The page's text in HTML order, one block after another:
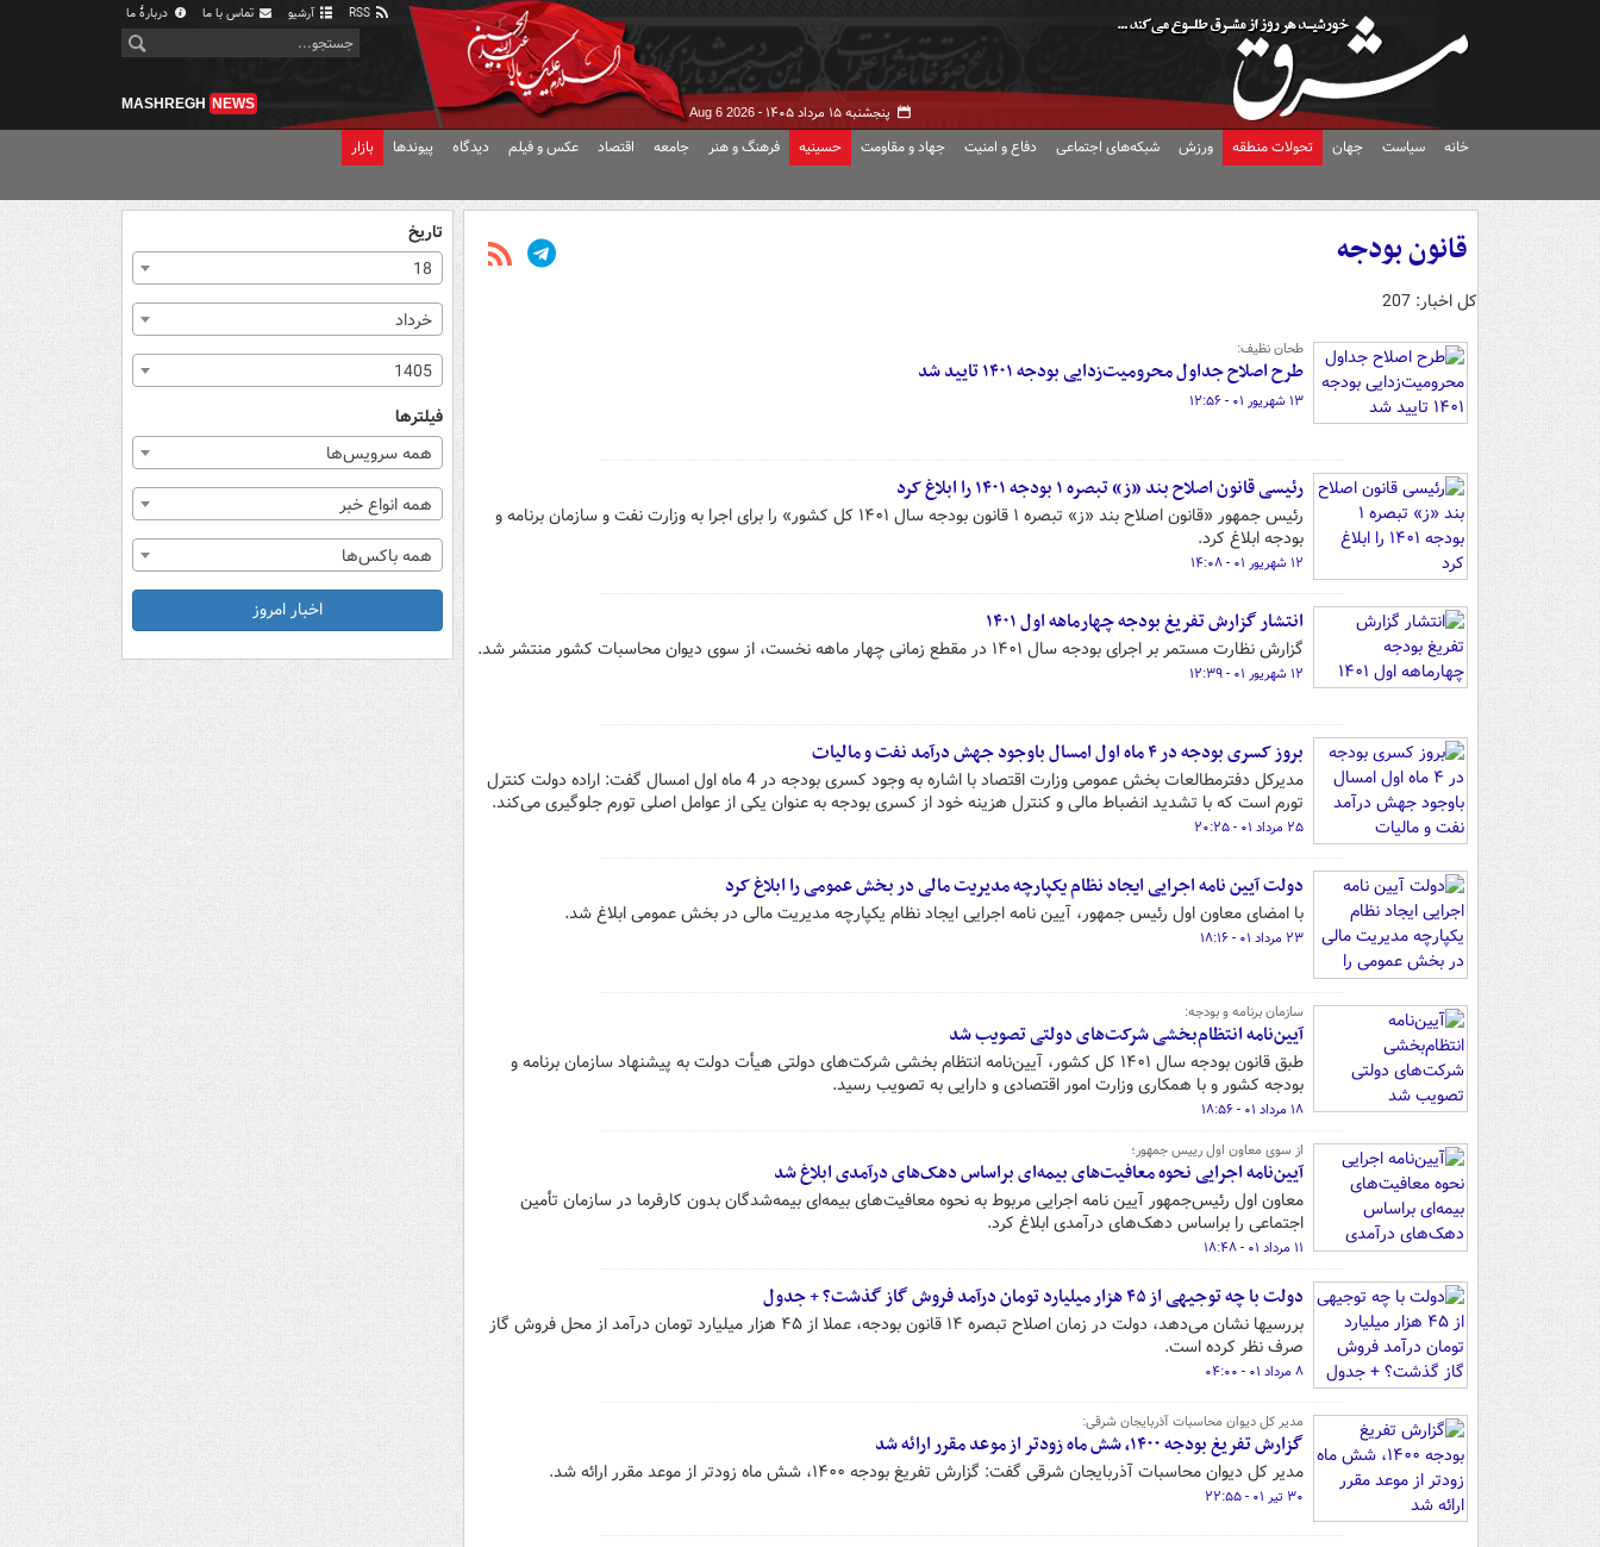
آرشیو تماس با ما دربارهٔ ما
پنجشنبه ۱۵ مرداد ۱۴۰۵ - Aug 6 2026
MASHREGH NEWS
خانه سیاست جهان تحولات منطقه ورزش شبکه‌های اجتماعی دفاع و امنیت جهاد و مقاومت حسینیه فرهنگ و هنر جامعه اقتصاد عکس و فیلم دیدگاه پیوندها بازار
قانون بودجه
کل اخبار: 207
طحان نظیف:
طرح اصلاح جداول محرومیت‌زدایی بودجه ۱۴۰۱ تایید شد
۱۳ شهریور ۰۱ - ۱۲:۵۶
رئیسی قانون اصلاح بند «ز» تبصره ۱ بودجه ۱۴۰۱ را ابلاغ کرد
رئیس جمهور «قانون اصلاح بند «ز» تبصره ۱ قانون بودجه سال ۱۴۰۱ کل کشور» را برای اجرا به وزارت نفت و سازمان برنامه و
بودجه ابلاغ کرد.
۱۲ شهریور ۰۱ - ۱۴:۰۸
انتشار گزارش تفریغ بودجه چهارماهه اول ۱۴۰۱
گزارش نظارت مستمر بر اجرای بودجه سال ۱۴۰۱ در مقطع زمانی چهار ماهه نخست، از سوی دیوان محاسبات کشور منتشر شد.
۱۲ شهریور ۰۱ - ۱۲:۳۹
بروز کسری بودجه در ۴ ماه اول امسال باوجود جهش درآمد نفت و مالیات
مدیرکل دفترمطالعات بخش عمومی وزارت اقتصاد با اشاره به وجود کسری بودجه در 4 ماه اول امسال گفت: اراده دولت کنترل
تورم است که با تشدید انضباط مالی و کنترل هزینه‌ خود از کسری بودجه به عنوان یکی از عوامل اصلی تورم جلوگیری می‌کند.
۲۵ مرداد ۰۱ - ۲۰:۲۵
دولت آیین نامه اجرایی ایجاد نظام یکپارچه مدیریت مالی در بخش عمومی را ابلاغ کرد
با امضای معاون اول رئیس جمهور، آیین نامه اجرایی ایجاد نظام یکپارچه مدیریت مالی در بخش عمومی ابلاغ شد.
۲۳ مرداد ۰۱ - ۱۸:۱۶
سازمان برنامه و بودجه:
آیین‌نامه انتظام‌بخشی شرکت‌های دولتی تصویب شد
طبق قانون بودجه سال ۱۴۰۱ کل کشور، آیین‌نامه انتظام بخشی شرکت‌های دولتی هیأت دولت به پیشنهاد سازمان برنامه و
بودجه کشور و با همکاری وزارت امور اقتصادی و دارایی به تصویب رسید.
۱۸ مرداد ۰۱ - ۱۸:۵۶
از سوی معاون اول رییس جمهور؛
آیین‌نامه اجرایی نحوه معافیت‌های بیمه‌ای براساس دهک‌های درآمدی ابلاغ شد
معاون‌ اول رئیس‌جمهور آیین‌ نامه اجرایی مربوط به نحوه معافیت‌های بیمه‌ای بیمه‌شدگان بدون کارفرما در سازمان تأمین
اجتماعی را براساس دهک‌های درآمدی ابلاغ کرد.
۱۱ مرداد ۰۱ - ۱۸:۴۸
دولت با چه توجیهی از ۴۵ هزار میلیارد تومان درآمد فروش گاز گذشت؟ + جدول
بررسیها نشان می‌دهد، دولت در زمان اصلاح تبصره ۱۴ قانون بودجه، عملا از ۴۵ هزار میلیارد تومان درآمد از محل فروش گاز
صرف نظر کرده است.
۸ مرداد ۰۱ - ۰۴:۰۰
مدیر کل دیوان محاسبات آذربایجان شرقی:
گزارش تفریغ بودجه ۱۴۰۰، شش ماه زودتر از موعد مقرر ارائه شد
مدیر کل دیوان محاسبات آذربایجان شرقی گفت: گزارش تفریغ بودجه ۱۴۰۰، شش ماه زودتر از موعد مقرر ارائه شد.
۳۰ تیر ۰۱ - ۲۲:۵۵
تاریخ
18
خرداد
1405
فیلترها
همه سرویس‌ها
همه انواع خبر
همه باکس‌ها
اخبار امروز